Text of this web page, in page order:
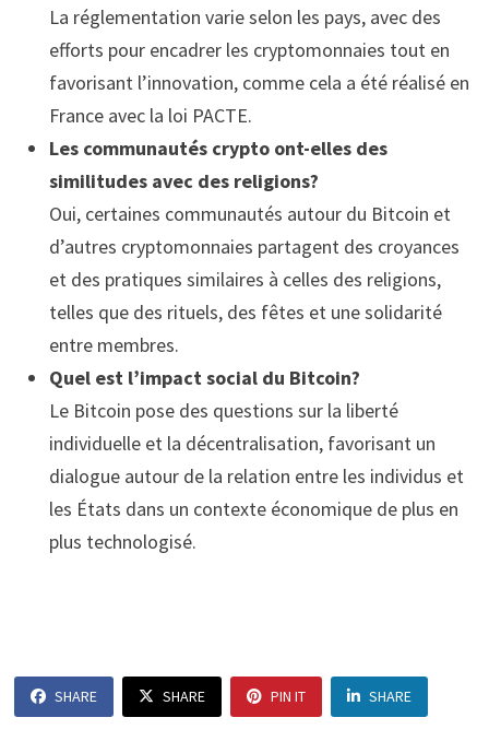
La réglementation varie selon les pays, avec des
efforts pour encadrer les cryptomonnaies tout en
favorisant l’innovation, comme cela a été réalisé en
France avec la loi PACTE.
Les communautés crypto ont-elles des
similitudes avec des religions?
Oui, certaines communautés autour du Bitcoin et
d’autres cryptomonnaies partagent des croyances
et des pratiques similaires à celles des religions,
telles que des rituels, des fêtes et une solidarité
entre membres.
Quel est l’impact social du Bitcoin?
Le Bitcoin pose des questions sur la liberté
individuelle et la décentralisation, favorisant un
dialogue autour de la relation entre les individus et
les États dans un contexte économique de plus en
plus technologisé.
SHARE SHARE PIN IT SHARE